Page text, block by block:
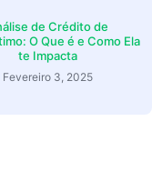
de Crédito de
O Que é e Como Ela
te Impacta
Fevereiro 3, 2025